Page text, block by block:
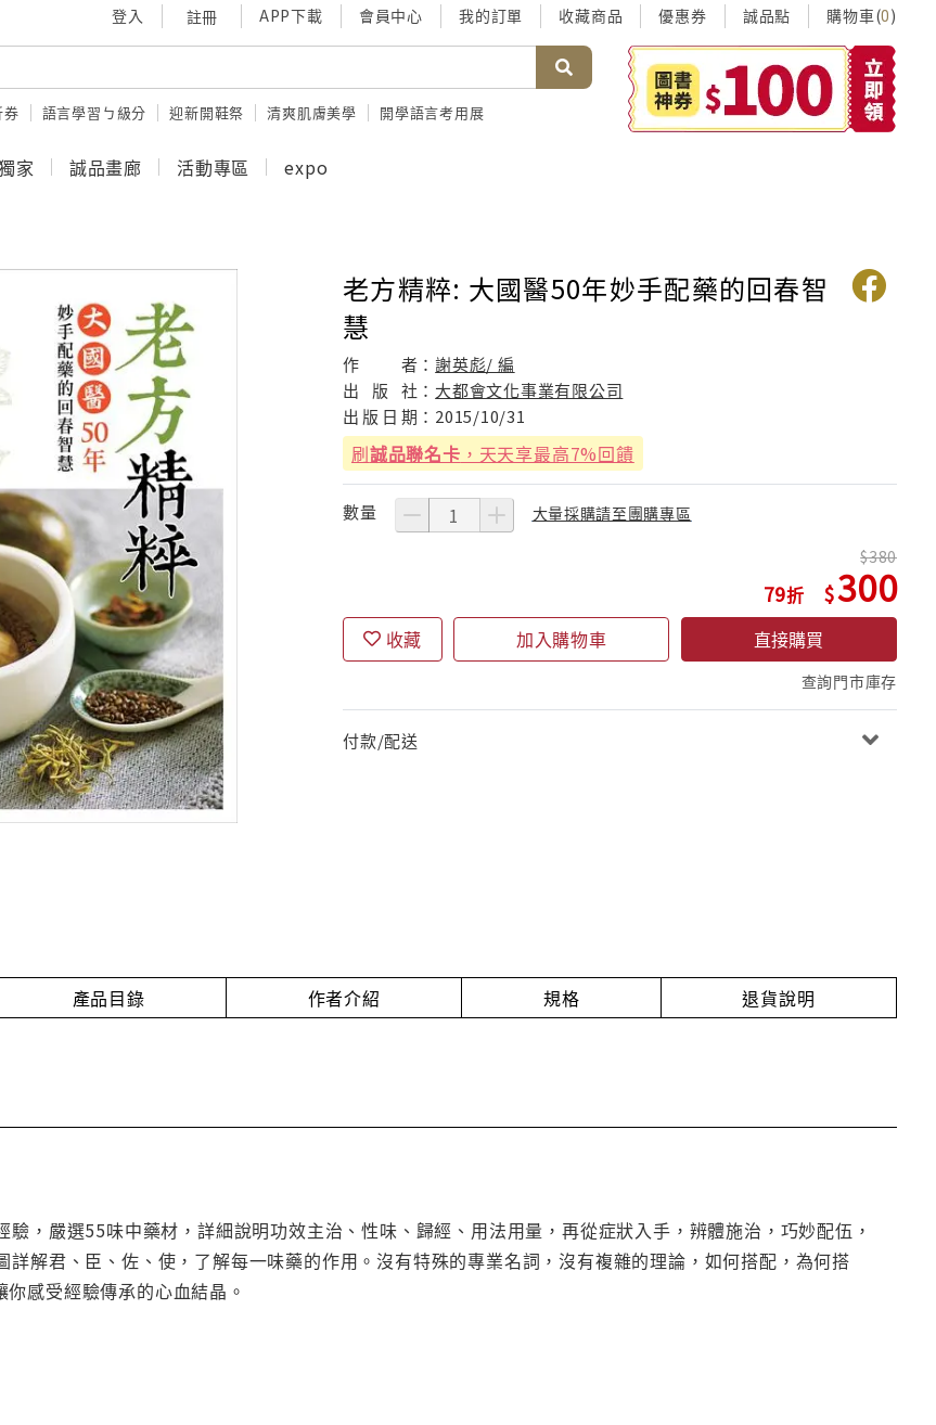
登入 註冊 APP下載 會員中心 我的訂單 收藏商品 優惠券 誠品點 購物車(0)
券 語言學習ㄅ級分 迎新開鞋祭 清爽肌膚美學 開學語言考用展
家 誠品畫廊 活動專區 expo
老方精粹: 大國醫50年妙手配藥的回春智
慧
作 者：謝英彪/ 編
出
版 社： 大都會文化事業有限公司
出 版 日 期： 2015/10/31
刷誠品聯名卡 ，天天享最高7%回饋
數量 大量採購請至團購專區
79
380
300
收藏 加入購物車 直接購買
查詢門市庫存
付款/配送
產品目錄 作者介紹 規格 退貨說明
驗，嚴選55味中藥材，詳細說明功效主治、性味、歸經、用法用量，再從症狀入手，辨體施治，巧妙配伍，
詳解君、臣、佐、使，了解每一味藥的作用。沒有特殊的專業名詞，沒有複雜的理論，如何搭配，為何搭
感受經驗傳承的心血結晶。